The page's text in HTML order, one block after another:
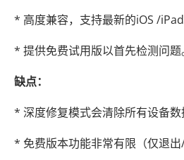
* 高度兼容，支持最新的iOS /
* 提供免费试用版以首先检测问题
缺点：
* 深度修复模式会清除所有设备数
* 免费版本功能非常有限（仅退出